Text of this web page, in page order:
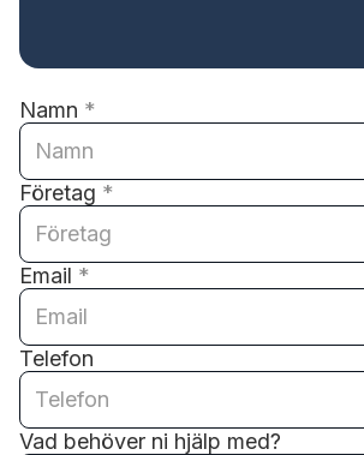
Namn *
Företag *
Email *
Telefon
Vad behöver ni hjälp med?